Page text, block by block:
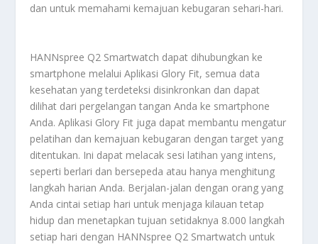
dan untuk memahami kemajuan kebugaran sehari-hari.
HANNspree Q2 Smartwatch dapat dihubungkan ke
smartphone melalui Aplikasi Glory Fit, semua data
kesehatan yang terdeteksi disinkronkan dan dapat
dilihat dari pergelangan tangan Anda ke smartphone
Anda. Aplikasi Glory Fit juga dapat membantu mengatur
pelatihan dan kemajuan kebugaran dengan target yang
ditentukan. Ini dapat melacak sesi latihan yang intens,
seperti berlari dan bersepeda atau hanya menghitung
langkah harian Anda. Berjalan-jalan dengan orang yang
Anda cintai setiap hari untuk menjaga kilauan tetap
hidup dan menetapkan tujuan setidaknya 8.000 langkah
setiap hari dengan HANNspree Q2 Smartwatch untuk